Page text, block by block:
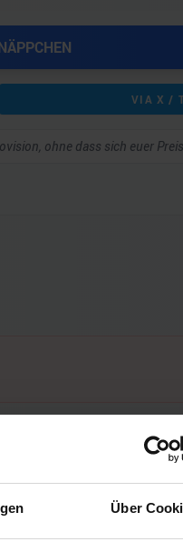
Über
VIA X /
ohne dass sich euer